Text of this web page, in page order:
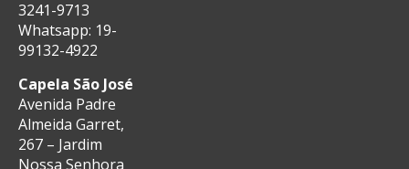
3241-9713
Whatsapp: 19-
99132-4922
Capela São José
Avenida Padre
Almeida Garret,
267 – Jardim
Nossa Senhora